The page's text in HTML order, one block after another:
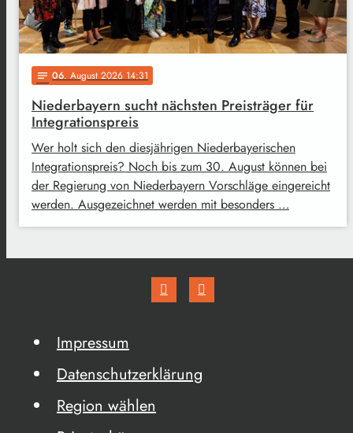
notes 06. August 2026 14:31
Niederbayern sucht nächsten Preisträger für
Integrationspreis
Wer holt sich den diesjährigen Niederbayerischen
Integrationspreis? Noch bis zum 30. August können bei
der Regierung von Niederbayern Vorschläge eingereicht
werden. Ausgezeichnet werden mit besonders …
Impressum
Datenschutzerklärung
Region wählen